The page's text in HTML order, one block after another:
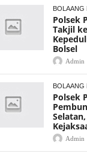
BOLAANG
Polsek
Takjil
Bolsel
Admin
BOLAANG
Polsek
Admin